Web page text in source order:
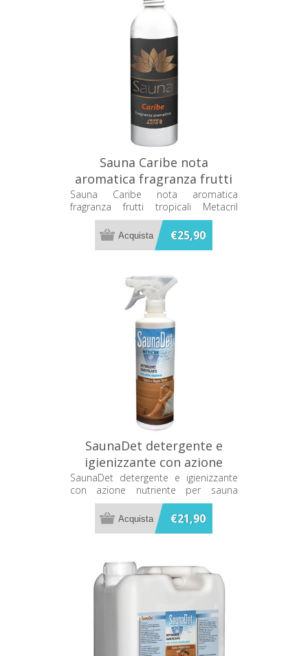
Sauna Caribe nota
aromatica fragranza frutti
tropicali Metacril 250ml
91000201
Sauna Caribe nota aromatica
fragranza frutti tropicali Metacril
250ml 91000201
€25,90
SaunaDet detergente e
igienizzante con azione
nutriente per sauna 500ml
Metacril
SaunaDet detergente e igienizzante
con azione nutriente per sauna
500ml Metacril
€21,90